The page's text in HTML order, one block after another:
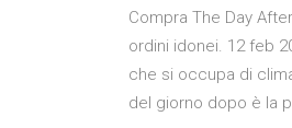
Compra The Day
ordini idonei. 12 feb
che si occupa di
del giorno dopo è la